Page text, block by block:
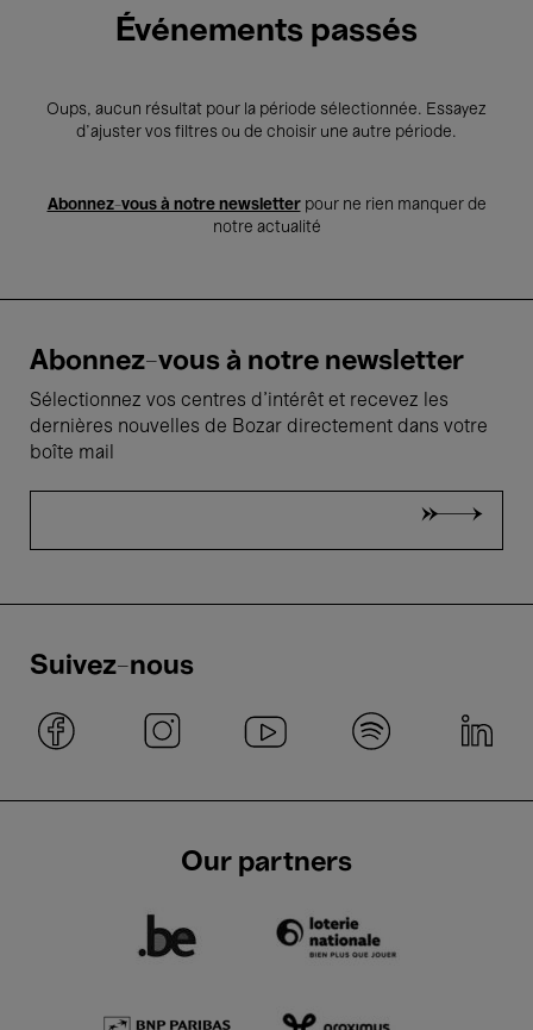
Événements passés
Oups, aucun résultat pour la période sélectionnée. Essayez
d’ajuster vos filtres ou de choisir une autre période.
Abonnez-vous à notre newsletterpour ne rien manquer de
notre actualité
Abonnez-vous à notre newsletter
Sélectionnez vos centres d'intérêt et recevez les
dernières nouvelles de Bozar directement dans votre
boîte mail
Suivez-nous
Our partners